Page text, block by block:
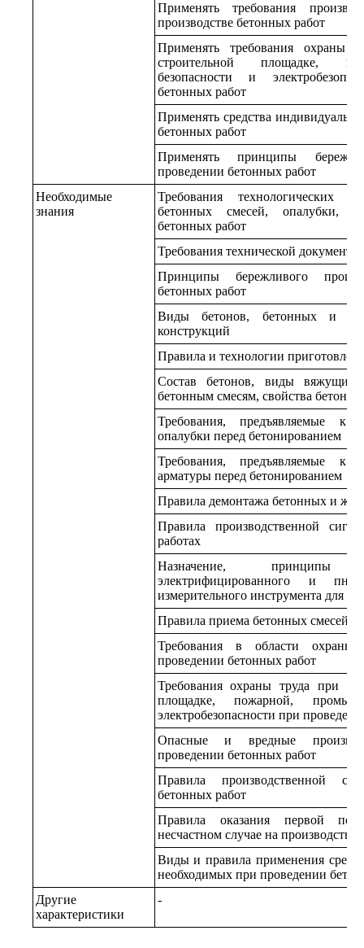
Применять требования
производстве бетонных работ
Применять требования охраны
строительной площадке,
безопасности и
бетонных работ
Применять средства
бетонных работ
Применять принципы
проведении бетонных работ
Необходимые
знания
Требования технологических
бетонных смесей, опалубки,
бетонных работ
Требования технической
Принципы бережливого
бетонных работ
Виды бетонов, бетонных и
конструкций
Правила и технологии
Состав бетонов, виды вяжущих,
бетонным смесям, свойства
Требования, предъявляемые к
опалубки перед бетонированием
Требования, предъявляемые к
арматуры перед бетонированием
Правила демонтажа бетонных и
Правила производственной
работах
Назначение, принципы
электрифицированного и
измерительного инструмента для
Правила приема бетонных смесей
Требования в области
проведении бетонных работ
Требования охраны труда при
площадке, пожарной,
электробезопасности при
Опасные и вредные
проведении бетонных работ
Правила производственной
бетонных работ
Правила оказания первой
несчастном случае на производстве
Виды и правила применения
необходимых при проведении
Другие
характеристики
-